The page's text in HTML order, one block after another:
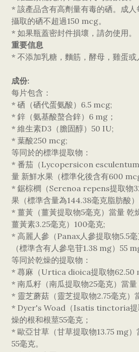
* 該產品含有高劑量有毒的硒。成人
攝取的硒不超過150 mcg。
* 如果瓶蓋密封件損壞，請勿使用。
重要信息
* 不添加乳糖，麵筋，酵母，雞蛋或
成份:
每片包含：
* 硒（硒代蛋氨酸）6.5 mcg;
* 鋅（氨基酸螯合鋅）6 mg；
* 維生素D3（膽固醇）50 IU;
* 葉酸250 mcg;
等同於的標準提取物：
* 番茄（Lycopersicon esculentum
量 新鮮水果（標準化後含有600
* 鋸棕櫚（Serenoa repens提取物
果（標準含量為144.38毫克脂肪酸）
* 薑黃（薑黃提取物5毫克）當量 乾
薑黃素3.25毫克）100毫克;
* 高麗人參（Panax人參提取物5.5
（標準含有人參皂苷1.38 mg）55
等同於乾燥的提取物：
* 蕁麻（Urtica dioica提取物62.50
* 南瓜籽（南瓜提取物25毫克）當
* 靈芝蘑菇（靈芝提取物2.75毫克）
* Dyer's Woad（Isatis tinctoria提
燥的根和根莖55毫克；
* 歐亞甘草（甘草提取物13.75 mg
55毫克。